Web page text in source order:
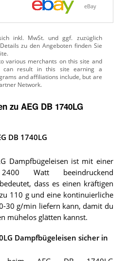
eBay
inkl. MwSt. und ggf. zuzüglich
zu den Angeboten finden Sie
zu AEG DB 1740LG
DB 1740LG
Dampfbügeleisen ist mit einer
Watt beeindruckend
dass es einen kräftigen
110 g und eine kontinuierliche
30 g/min liefern kann, damit du
mühelos glätten kannst.
Dampfbügeleisen sicher in